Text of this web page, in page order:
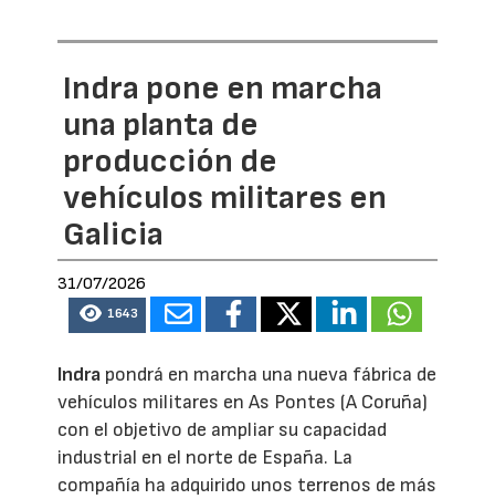
Indra pone en marcha
una planta de
producción de
vehículos militares en
Galicia
31/07/2026
1643
Indra pondrá en marcha una nueva fábrica de
vehículos militares en As Pontes (A Coruña)
con el objetivo de ampliar su capacidad
industrial en el norte de España. La
compañía ha adquirido unos terrenos de más